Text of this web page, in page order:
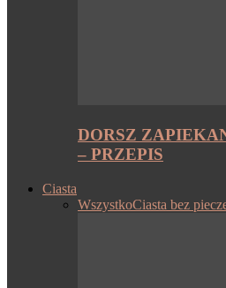
DORSZ
– PRZEPIS
Ciasta
WszystkoCiasta bez